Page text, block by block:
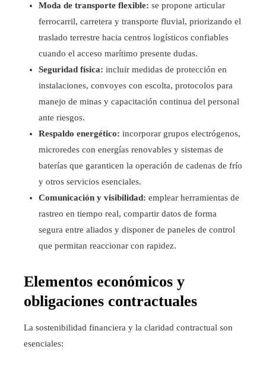
Moda de transporte flexible: se propone articular
ferrocarril, carretera y transporte fluvial, priorizando el
traslado terrestre hacia centros logísticos confiables
cuando el acceso marítimo presente dudas.
Seguridad física: incluir medidas de protección en
instalaciones, convoyes con escolta, protocolos para
manejo de minas y capacitación continua del personal
ante riesgos.
Respaldo energético: incorporar grupos electrógenos,
microredes con energías renovables y sistemas de
baterías que garanticen la operación de cadenas de frío
y otros servicios esenciales.
Comunicación y visibilidad: emplear herramientas de
rastreo en tiempo real, compartir datos de forma
segura entre aliados y disponer de paneles de control
que permitan reaccionar con rapidez.
Elementos económicos y
obligaciones contractuales
La sostenibilidad financiera y la claridad contractual son
esenciales: